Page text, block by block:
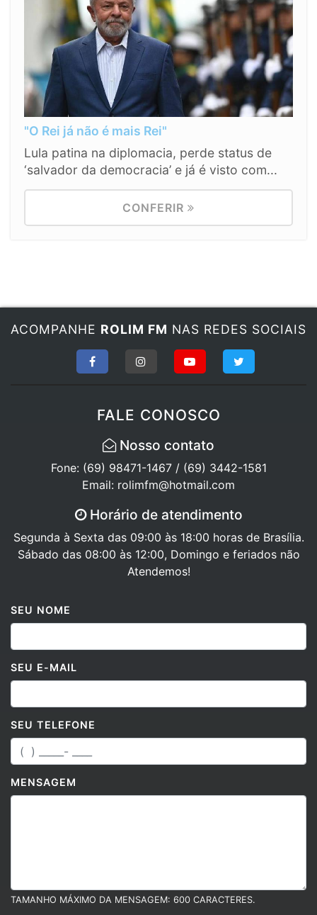
"O Rei já não é mais Rei"
Lula patina na diplomacia, perde status de
‘salvador da democracia’ e já é visto com...
CONFERIR
ACOMPANHE ROLIM FM NAS REDES SOCIAIS
FALE CONOSCO
Nosso contato
Fone: (69) 98471-1467 / (69) 3442-1581
Email: rolimfm@hotmail.com
Horário de atendimento
Segunda à Sexta das 09:00 às 18:00 horas de Brasília.
Sábado das 08:00 às 12:00, Domingo e feriados não
Atendemos!
SEU NOME
SEU E-MAIL
SEU TELEFONE
MENSAGEM
TAMANHO MÁXIMO DA MENSAGEM: 600 CARACTERES.